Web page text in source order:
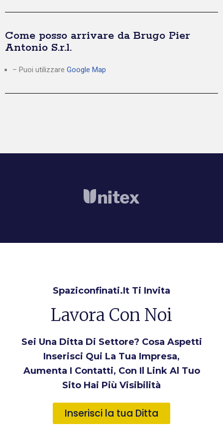
Come posso arrivare da Brugo Pier
Antonio S.r.l.
– Puoi utilizzare Google Map
Spaziconfinati.it Ti Invita
Lavora Con Noi
Sei Una Ditta Di Settore? Cosa Aspetti
Inserisci Qui La Tua Impresa,
Aumenta I Contatti, Con Il Link Al Tuo
Sito Hai Più Visibilità
Inserisci la tua Ditta